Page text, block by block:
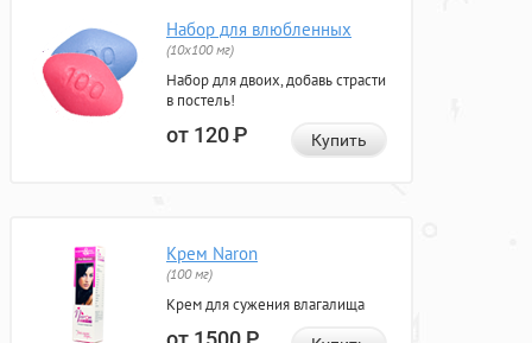
Набор для влюбленных
(10х100 мг)
Набор для двоих, добавь страсти
в постель!
от 120Р Купить
Крем Naron
(100 мг)
Крем для сужения влагалища